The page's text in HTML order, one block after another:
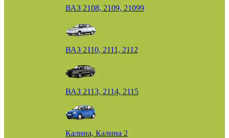
ВАЗ 2108, 2109, 21099
ВАЗ 2110, 2111, 2112
ВАЗ 2113, 2114, 2115
Калина, Калина 2